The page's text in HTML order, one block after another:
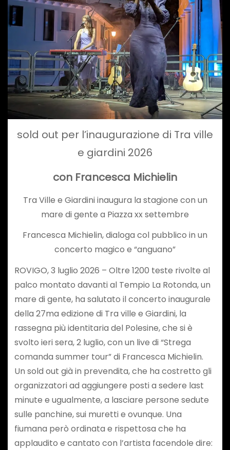
sold out per l’inaugurazione di Tra ville
e giardini 2026
con Francesca Michielin
Tra Ville e Giardini inaugura la stagione con un
mare di gente a Piazza xx settembre
Francesca Michielin, dialoga col pubblico in un
concerto magico e “anguano”
ROVIGO, 3 luglio 2026 – Oltre 1200 teste rivolte al
palco montato davanti al Tempio La Rotonda, un
mare di gente, ha salutato il concerto inaugurale
della 27ma edizione di Tra ville e Giardini, la
rassegna più identitaria del Polesine, che si è
svolto ieri sera, 2 luglio, con un live di “Strega
comanda summer tour” di Francesca Michielin.
Un sold out già in prevendita, che ha costretto gli
organizzatori ad aggiungere posti a sedere last
minute e ugualmente, a lasciare persone sedute
sulle panchine, sui muretti e ovunque. Una
fiumana però ordinata e rispettosa che ha
applaudito e cantato con l’artista facendole dire: